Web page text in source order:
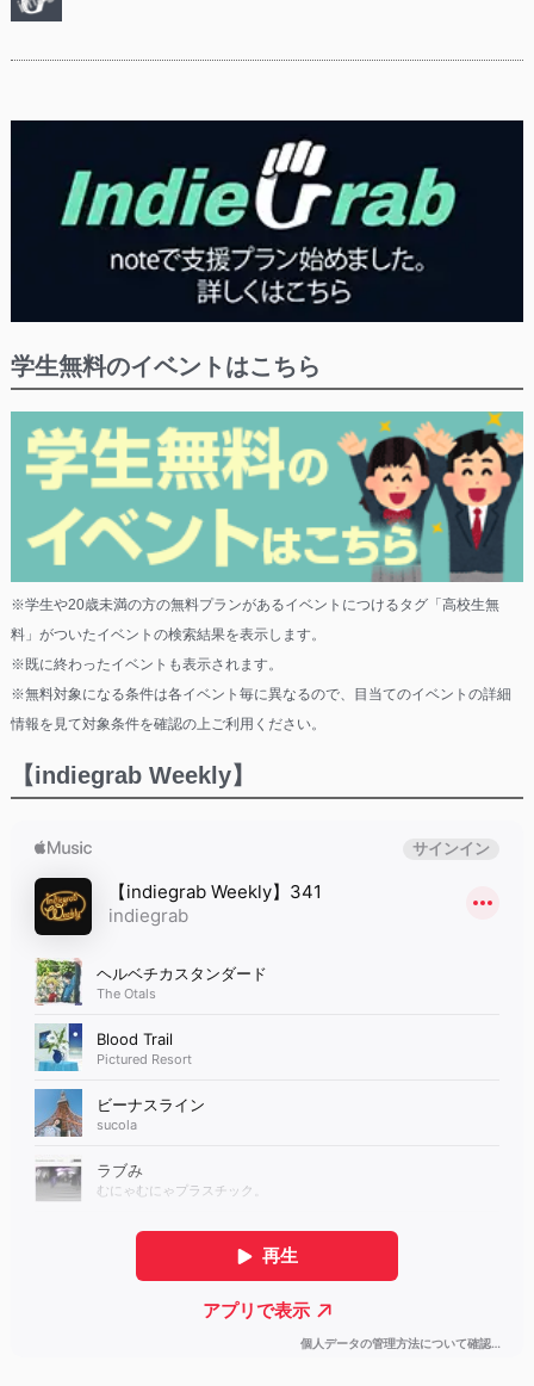
学生無料のイベントはこちら
※学生や20歳未満の方の無料プランがあるイベントにつけるタグ「高校生無
料」がついたイベントの検索結果を表示します。
※既に終わったイベントも表示されます。
※無料対象になる条件は各イベント毎に異なるので、目当てのイベントの詳細
情報を見て対象条件を確認の上ご利用ください。
【indiegrab Weekly】